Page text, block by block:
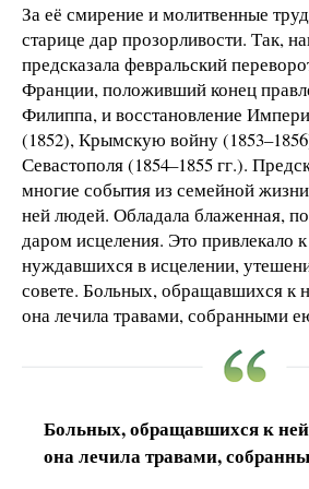
За её смирение и молитвенные
старице дар прозорливости. Так,
предсказала февральский
Франции, положивший конец
Филиппа, и восстановление
(1852), Крымскую войну
Севастополя (1854–1855 гг.).
многие события из семейной
ней людей. Обладала блаженная,
даром исцеления. Это привлекало
нуждавшихся в исцелении,
совете. Больных, обращавшихся к
она лечила травами, собранными
Больных, обращавшихся к
она лечила травами,